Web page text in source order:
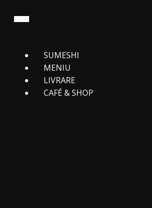
SUMESHI
MENIU
LIVRARE
CAFЕ́ & SHOP